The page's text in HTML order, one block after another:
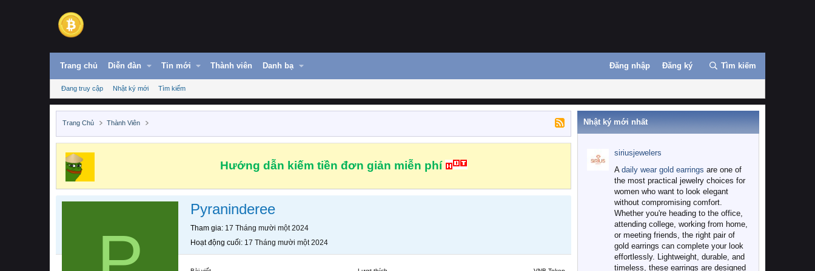
Trang chủ Diễn đàn Tin mới Thành viên Danh bạ Đăng nhập Đăng ký Tìm kiếm
Đang truy cập Nhật ký mới Tìm kiếm
Trang Chủ Thành Viên
Hướng dẫn kiếm tiền đơn giản miễn phí
Pyraninderee
Tham gia 17 Tháng mười một 2024
Hoạt động cuối 17 Tháng mười một 2024
Nhật ký mới nhất
siriusjewelers
A daily wear gold earrings are one of
the most practical jewelry choices for
women who want to look elegant
without compromising comfort.
Whether you're heading to the office,
attending college, working from home,
or meeting friends, the right pair of
gold earrings can complete your look
effortlessly. Lightweight, durable, and
timeless, these earrings are designed